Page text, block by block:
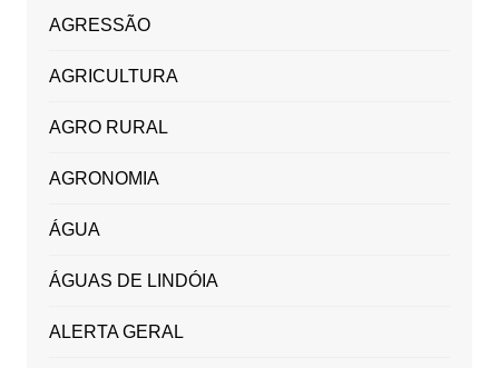
AGRESSÃO
AGRICULTURA
AGRO RURAL
AGRONOMIA
ÁGUA
ÁGUAS DE LINDÓIA
ALERTA GERAL